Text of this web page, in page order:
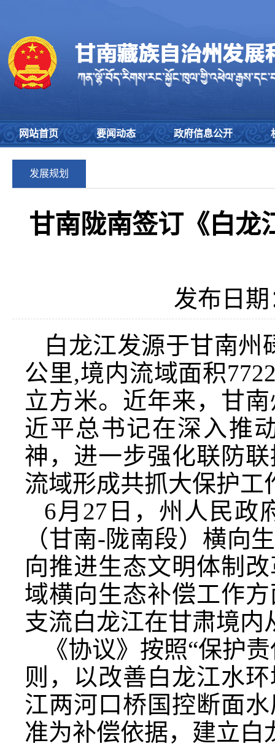
网站首页 要闻动态 政府信息公开
发展规划
甘南陇南签订《白龙
发布日
白龙江发源于甘南州
公里,境内流域面积
立方米。近年来，甘
近平总书记在深入推
神，进一步强化联防
流域形成共抓大保护工
6月27日，州人民政
（甘南-陇南段）横向
向推进生态文明体制
域横向生态补偿工作
支流白龙江在甘肃境内
《协议》按照“保护
则，以改善白龙江水
江两河口桥国控断面
准为补偿依据，建立